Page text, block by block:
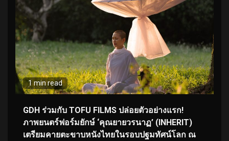
1 min read
GDH ร่วมกับ TOFU FILMS ปล่อยตัวอย่างแรก!
ภาพยนตร์ฟอร์มยักษ์ ‘คุณยายวรนาฏ’ (INHERIT)
เตรียมคายตะขาบหนังไทยในรอบปฐมทัศน์โลก ณ